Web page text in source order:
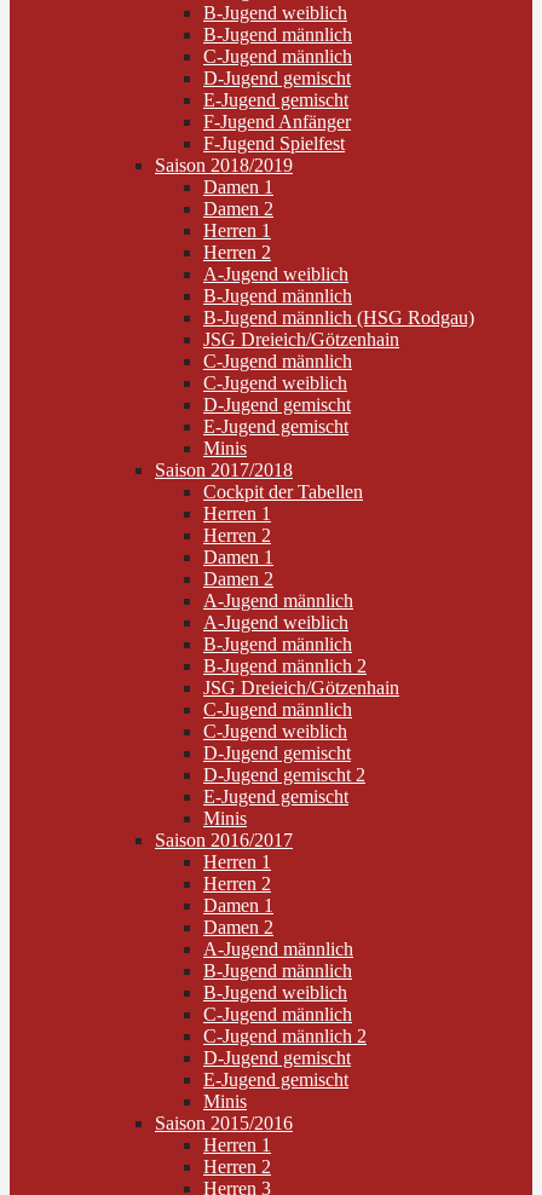
B-Jugend weiblich
B-Jugend männlich
C-Jugend männlich
D-Jugend gemischt
E-Jugend gemischt
F-Jugend Anfänger
F-Jugend Spielfest
Saison 2018/2019
Damen 1
Damen 2
Herren 1
Herren 2
A-Jugend weiblich
B-Jugend männlich
B-Jugend männlich (HSG Rodgau)
JSG Dreieich/Götzenhain
C-Jugend männlich
C-Jugend weiblich
D-Jugend gemischt
E-Jugend gemischt
Minis
Saison 2017/2018
Cockpit der Tabellen
Herren 1
Herren 2
Damen 1
Damen 2
A-Jugend männlich
A-Jugend weiblich
B-Jugend männlich
B-Jugend männlich 2
JSG Dreieich/Götzenhain
C-Jugend männlich
C-Jugend weiblich
D-Jugend gemischt
D-Jugend gemischt 2
E-Jugend gemischt
Minis
Saison 2016/2017
Herren 1
Herren 2
Damen 1
Damen 2
A-Jugend männlich
B-Jugend männlich
B-Jugend weiblich
C-Jugend männlich
C-Jugend männlich 2
D-Jugend gemischt
E-Jugend gemischt
Minis
Saison 2015/2016
Herren 1
Herren 2
Herren 3